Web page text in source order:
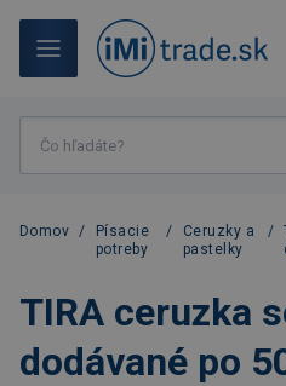
Domov /
Písacie
potreby
/
Ceruzky a
pastelky
/
TIRA ceruzka
dodávané po